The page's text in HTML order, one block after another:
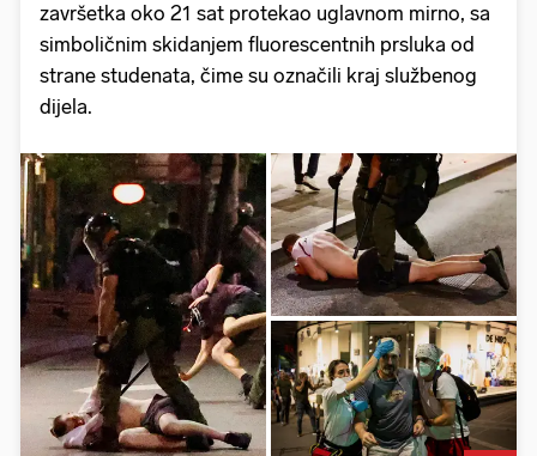
završetka oko 21 sat protekao uglavnom mirno, sa
simboličnim skidanjem fluorescentnih prsluka od
strane studenata, čime su označili kraj službenog
dijela.